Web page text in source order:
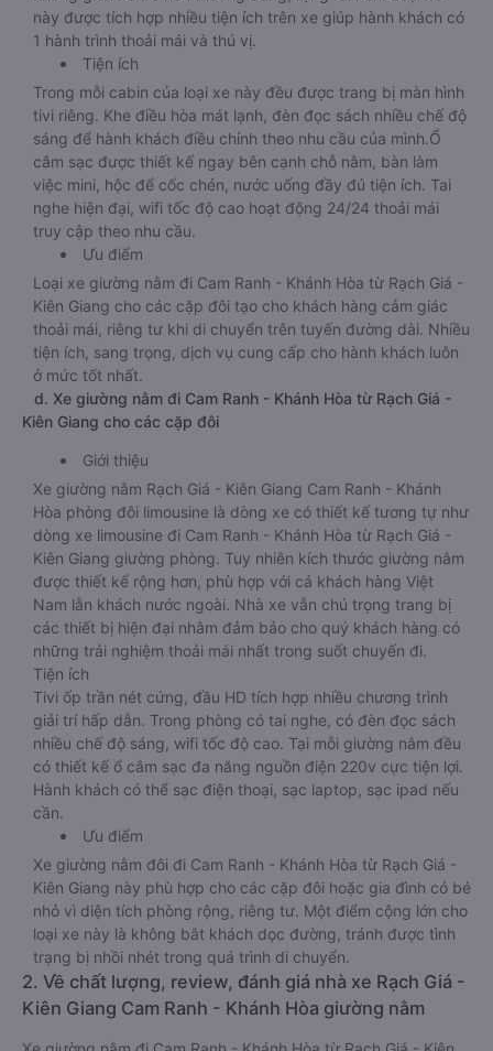
này được tích hợp nhiều tiện ích trên xe giúp hành khách có
1 hành trình thoải mái và thú vị.
Tiện ích
Trong mỗi cabin của loại xe này đều được trang bị màn hình
tivi riêng. Khe điều hòa mát lạnh, đèn đọc sách nhiều chế độ
sáng để hành khách điều chỉnh theo nhu cầu của mình.Ổ
cắm sạc được thiết kế ngay bên cạnh chỗ nằm, bàn làm
việc mini, hộc để cốc chén, nước uống đầy đủ tiện ích. Tai
nghe hiện đại, wifi tốc độ cao hoạt động 24/24 thoải mái
truy cập theo nhu cầu.
Ưu điểm
Loại xe giường nằm đi Cam Ranh - Khánh Hòa từ Rạch Giá -
Kiên Giang cho các cặp đôi tạo cho khách hàng cảm giác
thoải mái, riêng tư khi di chuyển trên tuyến đường dài. Nhiều
tiện ích, sang trọng, dịch vụ cung cấp cho hành khách luôn
ở mức tốt nhất.
d. Xe giường nằm đi Cam Ranh - Khánh Hòa từ Rạch Giá -
Kiên Giang cho các cặp đôi
Giới thiệu
Xe giường nằm Rạch Giá - Kiên Giang Cam Ranh - Khánh
Hòa phòng đôi limousine là dòng xe có thiết kế tương tự như
dòng xe limousine đi Cam Ranh - Khánh Hòa từ Rạch Giá -
Kiên Giang giường phòng. Tuy nhiên kích thước giường nằm
được thiết kế rộng hơn, phù hợp với cả khách hàng Việt
Nam lẫn khách nước ngoài. Nhà xe vẫn chú trọng trang bị
các thiết bị hiện đại nhằm đảm bảo cho quý khách hàng có
những trải nghiệm thoải mái nhất trong suốt chuyến đi.
Tiện ích
Tivi ốp trần nét cứng, đầu HD tích hợp nhiều chương trình
giải trí hấp dẫn. Trong phòng có tai nghe, có đèn đọc sách
nhiều chế độ sáng, wifi tốc độ cao. Tại mỗi giường nằm đều
có thiết kế ổ cắm sạc đa năng nguồn điện 220v cực tiện lợi.
Hành khách có thể sạc điện thoại, sạc laptop, sạc ipad nếu
cần.
Ưu điểm
Xe giường nằm đôi đi Cam Ranh - Khánh Hòa từ Rạch Giá -
Kiên Giang này phù hợp cho các cặp đôi hoặc gia đình có bé
nhỏ vì diện tích phòng rộng, riêng tư. Một điểm cộng lớn cho
loại xe này là không bắt khách dọc đường, tránh được tình
trạng bị nhồi nhét trong quá trình di chuyển.
2. Về chất lượng, review, đánh giá nhà xe Rạch Giá -
Kiên Giang Cam Ranh - Khánh Hòa giường nằm